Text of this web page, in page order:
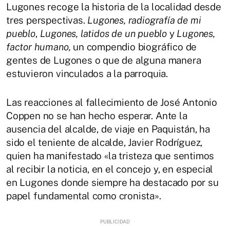
Lugones recoge la historia de la localidad desde
tres perspectivas. Lugones, radiografía de mi
pueblo, Lugones, latidos de un pueblo y Lugones,
factor humano, un compendio biográfico de
gentes de Lugones o que de alguna manera
estuvieron vinculados a la parroquia.
Las reacciones al fallecimiento de José Antonio
Coppen no se han hecho esperar. Ante la
ausencia del alcalde, de viaje en Paquistán, ha
sido el teniente de alcalde, Javier Rodríguez,
quien ha manifestado «la tristeza que sentimos
al recibir la noticia, en el concejo y, en especial
en Lugones donde siempre ha destacado por su
papel fundamental como cronista».